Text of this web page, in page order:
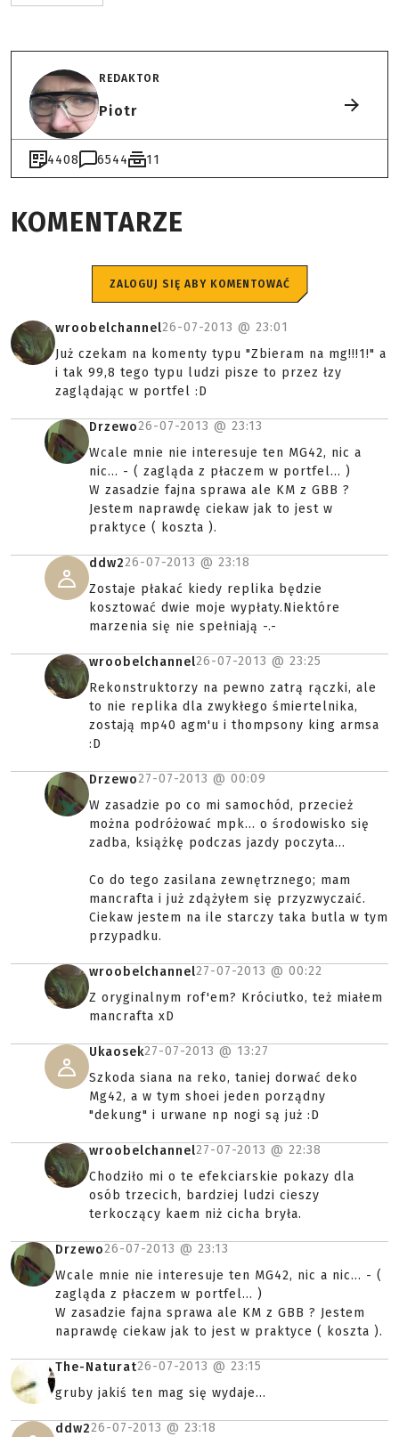
REDAKTOR
Piotr
4408 6544 11
KOMENTARZE
ZALOGUJ SIĘ ABY KOMENTOWAĆ
wroobelchannel26-07-2013 @ 23:01
Już czekam na komenty typu "Zbieram na mg!!!1!" a
i tak 99,8 tego typu ludzi pisze to przez łzy
zaglądając w portfel :D
Drzewo26-07-2013 @ 23:13
Wcale mnie nie interesuje ten MG42, nic a
nic... - ( zagląda z płaczem w portfel... )
W zasadzie fajna sprawa ale KM z GBB ?
Jestem naprawdę ciekaw jak to jest w
praktyce ( koszta ).
ddw226-07-2013 @ 23:18
Zostaje płakać kiedy replika będzie
kosztować dwie moje wypłaty.Niektóre
marzenia się nie spełniają -.-
wroobelchannel26-07-2013 @ 23:25
Rekonstruktorzy na pewno zatrą rączki, ale
to nie replika dla zwykłego śmiertelnika,
zostają mp40 agm'u i thompsony king armsa
:D
Drzewo27-07-2013 @ 00:09
W zasadzie po co mi samochód, przecież
można podróżować mpk... o środowisko się
zadba, książkę podczas jazdy poczyta...
Co do tego zasilana zewnętrznego; mam
mancrafta i już zdążyłem się przyzwyczaić.
Ciekaw jestem na ile starczy taka butla w tym
przypadku.
wroobelchannel27-07-2013 @ 00:22
Z oryginalnym rof'em? Króciutko, też miałem
mancrafta xD
Ukaosek27-07-2013 @ 13:27
Szkoda siana na reko, taniej dorwać deko
Mg42, a w tym shoei jeden porządny
"dekung" i urwane np nogi są już :D
wroobelchannel27-07-2013 @ 22:38
Chodziło mi o te efekciarskie pokazy dla
osób trzecich, bardziej ludzi cieszy
terkoczący kaem niż cicha bryła.
Drzewo26-07-2013 @ 23:13
Wcale mnie nie interesuje ten MG42, nic a nic... - (
zagląda z płaczem w portfel... )
W zasadzie fajna sprawa ale KM z GBB ? Jestem
naprawdę ciekaw jak to jest w praktyce ( koszta ).
The-Naturat26-07-2013 @ 23:15
gruby jakiś ten mag się wydaje...
ddw226-07-2013 @ 23:18